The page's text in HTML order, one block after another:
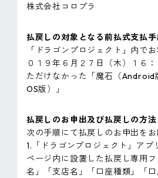
株式会社コロプラ
払戻しの対象となる前払式支払
「ドラゴンプロジェクト」内で
０１９年６月２７日（木）１６
ただけなかった「魔石（Android
OS版）」
払戻しのお申出及び払戻しの方法
次の手順にて払戻しのお申出をお
1.「ドラゴンプロジェクト」アプ
ページ内に設置した払戻し専用
名」「支店名」「口座種類」「